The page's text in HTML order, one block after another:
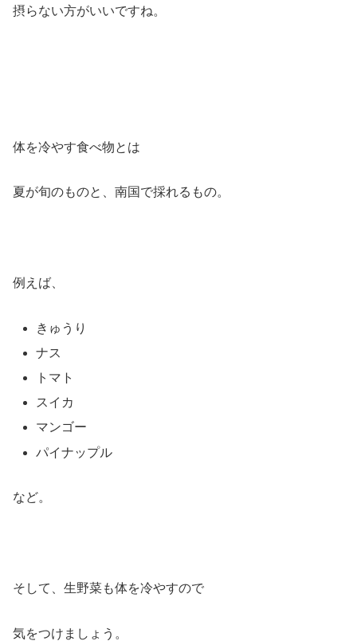
摂らない方がいいですね。
体を冷やす食べ物とは
夏が旬のものと、南国で採れるもの。
例えば、
きゅうり
ナス
トマト
スイカ
マンゴー
パイナップル
など。
そして、生野菜も体を冷やすので
気をつけましょう。